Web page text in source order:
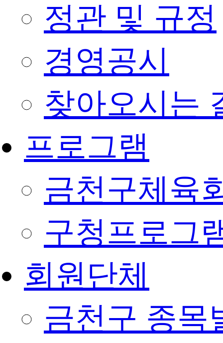
정관 및 규정
경영공시
찾아오시는
프로그램
금천구체육
구청프로그
회원단체
금천구 종목